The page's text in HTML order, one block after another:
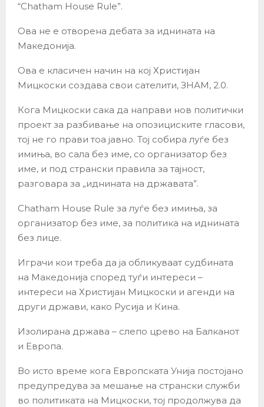
“Chatham House Rule”.
Ова не е отворена дебата за иднината на
Македонија.
Ова е класичен начин на кој Христијан
Мицкоски создава свои сателити, ЗНАМ, 2.0.
Кога Мицкоски сака да направи нов политички
проект за разбивање на опозициските гласови,
тој не го прави тоа јавно. Тој собира луѓе без
имиња, во сала без име, со организатор без
име, и под странски правила за тајност,
разговара за „иднината на државата”.
Chatham House Rule за луѓе без имиња, за
организатор без име, за политика на иднината
без лице.
Играчи кои треба да ја обликуваат судбината
на Македонија според туѓи интереси –
интереси на Христијан Мицкоски и агенди на
други држави, како Русија и Кина.
Изолирана држава – слепо црево на Балканот
и Европа.
Во исто време кога Европската Унија постојано
предупредува за мешање на странски служби
во политиката на Мицкоски, тој продолжува да